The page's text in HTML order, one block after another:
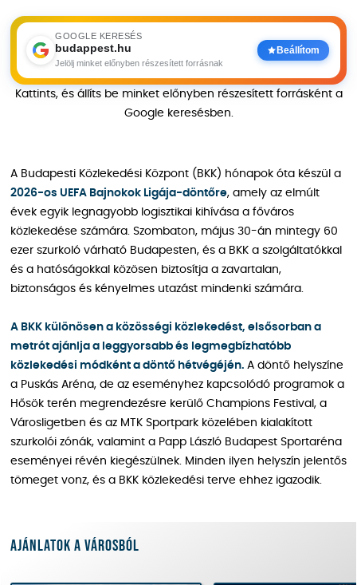
GOOGLE KERESÉS
budappest.hu
Jelölj minket előnyben részesített forrásnak
Beállítom
Kattints, és állíts be minket előnyben részesített forrásként a
Google keresésben.
A Budapesti Közlekedési Központ (BKK) hónapok óta készül a
2026-os UEFA Bajnokok Ligája-döntőre, amely az elmúlt
évek egyik legnagyobb logisztikai kihívása a főváros
közlekedése számára. Szombaton, május 30-án mintegy 60
ezer szurkoló várható Budapesten, és a BKK a szolgáltatókkal
és a hatóságokkal közösen biztosítja a zavartalan,
biztonságos és kényelmes utazást mindenki számára.
A BKK különösen a közösségi közlekedést, elsősorban a
metrót ajánlja a leggyorsabb és legmegbízhatóbb
közlekedési módként a döntő hétvégéjén. A döntő helyszíne
a Puskás Aréna, de az eseményhez kapcsolódó programok a
Hősök terén megrendezésre kerülő Champions Festival, a
Városligetben és az MTK Sportpark közelében kialakított
szurkolói zónák, valamint a Papp László Budapest Sportaréna
eseményei révén kiegészülnek. Minden ilyen helyszín jelentős
tömeget vonz, és a BKK közlekedési terve ehhez igazodik.
Ajánlatok a városból